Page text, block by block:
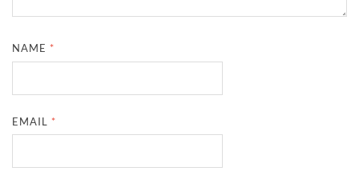
NAME *
EMAIL *